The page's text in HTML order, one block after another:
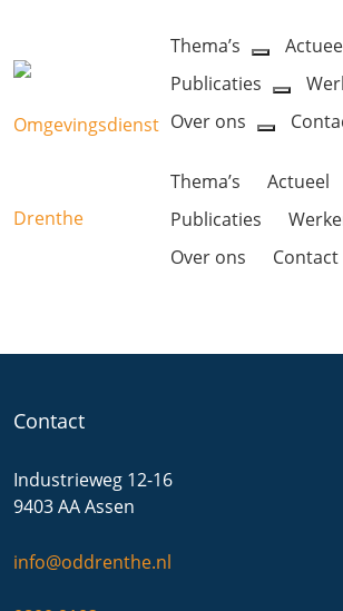
Thema’s
menu
Publicaties
Over ons
menu
Thema’s
Actueel
Publicaties
Over ons
Contact
Contact
Industrieweg 12-16
9403 AA Assen
info@oddrenthe.nl